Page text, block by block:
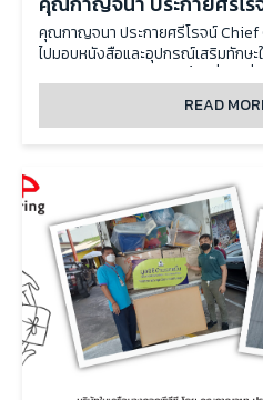
Office ได้ส่งตัวแทนไปมอ
เสริมทักษะให้กับเด็กกำพร้
คุณกาญจนา ประกายศรีโรจน์ Chief Operating Office ได้ส่งตัวแทน
ไปมอบหนังสือและอุปกรณ์เสริมทักษะ
READ